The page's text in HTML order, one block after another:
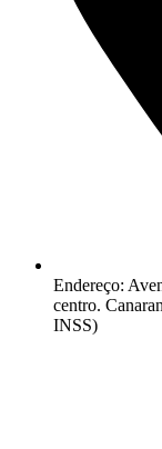
Endereço:
centro.
INSS)